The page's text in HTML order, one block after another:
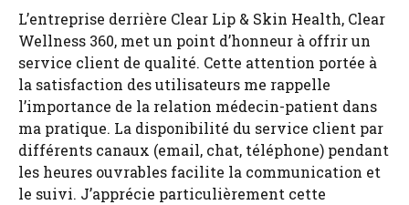
L’entreprise derrière Clear Lip & Skin Health, Clear
Wellness 360, met un point d’honneur à offrir un
service client de qualité. Cette attention portée à
la satisfaction des utilisateurs me rappelle
l’importance de la relation médecin-patient dans
ma pratique. La disponibilité du service client par
différents canaux (email, chat, téléphone) pendant
les heures ouvrables facilite la communication et
le suivi. J’apprécie particulièrement cette